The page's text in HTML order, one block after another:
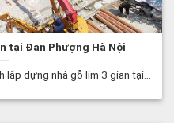
tại Đan Phượng Hà Nội
dựng nhà gỗ lim 3 gian tại...